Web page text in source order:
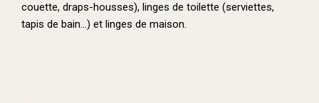
couette, draps-housses), linges de toilette (serviettes,
tapis de bain…) et linges de maison.